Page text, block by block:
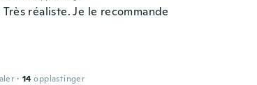
réaliste. Je le recommande
· 14 opplastinger